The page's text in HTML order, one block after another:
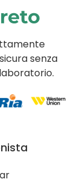
senza